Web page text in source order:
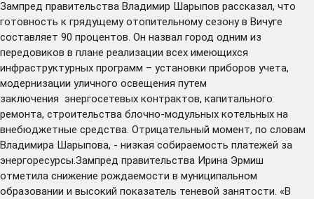
Зампред правительства Владимир Шарыпов рассказал, что
готовность к грядущему отопительному сезону в Вичуге
составляет 90 процентов. Он назвал город одним из
передовиков в плане реализации всех имеющихся
инфраструктурных программ – установки приборов учета,
модернизации уличного освещения путем
заключения энергосетевых контрактов, капитального
ремонта, строительства блочно-модульных котельных на
внебюджетные средства. Отрицательный момент, по словам
Владимира Шарыпова, - низкая собираемость платежей за
энергоресурсы.Зампред правительства Ирина Эрмиш
отметила снижение рождаемости в муниципальном
образовании и высокий показатель теневой занятости. «В